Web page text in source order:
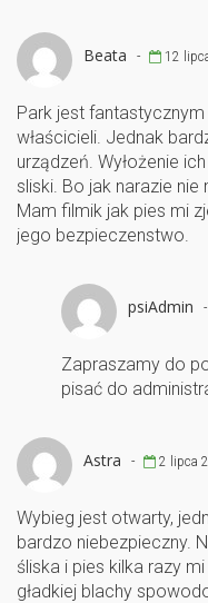
Beata - 12
Park jest
właścicieli. Jednak
urządzeń. Wyłożenie
sliski. Bo jak narazie
Mam filmik jak pies mi
jego bezpieczenstwo.
psiAdmin -
Zapraszamy do
pisać do
Astra - 2 lipca
Wybieg jest otwarty,
bardzo niebezpieczny.
śliska i pies kilka razy mi
gładkiej blachy